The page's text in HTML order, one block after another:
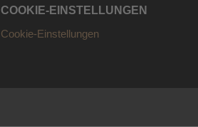
COOKIE-EINSTELLUNGEN
Cookie-Einstellungen